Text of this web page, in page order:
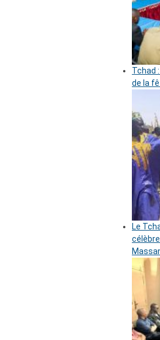
Tchad
de la
Le